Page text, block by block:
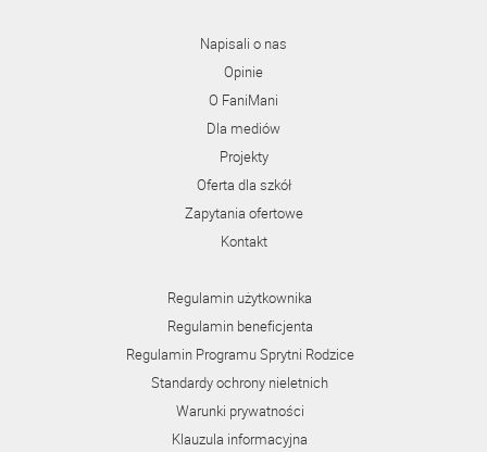
Napisali o nas
Opinie
O FaniMani
Dla mediów
Projekty
Oferta dla szkół
Zapytania ofertowe
Kontakt
Regulamin użytkownika
Regulamin beneficjenta
Regulamin Programu Sprytni Rodzice
Standardy ochrony nieletnich
Warunki prywatności
Klauzula informacyjna